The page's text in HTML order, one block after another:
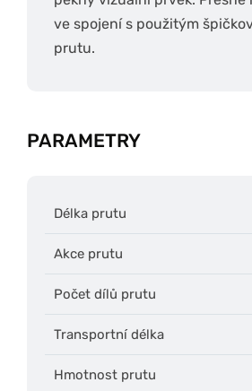
ve spojení s použitým
prutu.
PARAMETRY
Délka prutu
Akce prutu
Počet dílů prutu
Transportní délka
Hmotnost prutu